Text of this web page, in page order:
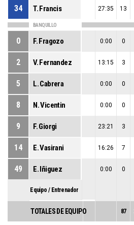
34 T. Francis 27:35 13
BANQUILLO
0 F. Fragozo 0:00 0
2 V. Fernandez 13:15 3
5 L. Cabrera 0:00 0
8 N. Vicentin 0:00 0
9 F. Giorgi 23:21 3
14 E. Vasirani 16:26 7
49 E. Iñiguez 0:00 0
Equipo / Entrenador
TOTALES DE EQUIPO 87